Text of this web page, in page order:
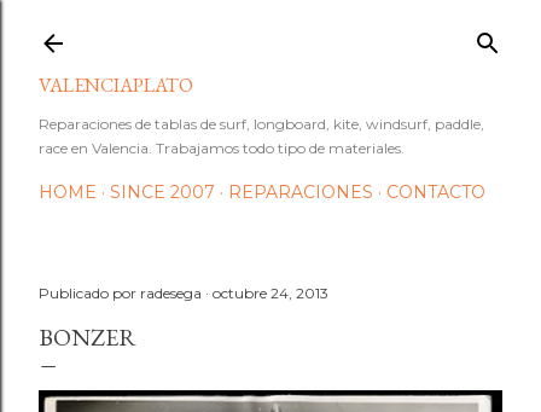
VALENCIAPLATO
Reparaciones de tablas de surf, longboard, kite, windsurf, paddle,
race en Valencia. Trabajamos todo tipo de materiales.
HOME SINCE 2007 REPARACIONES CONTACTO
Publicado por radesega octubre 24, 2013
BONZER